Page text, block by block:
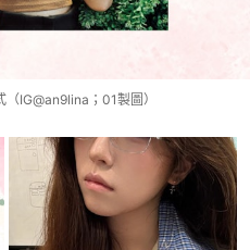
IG@an9lina；01製圖）